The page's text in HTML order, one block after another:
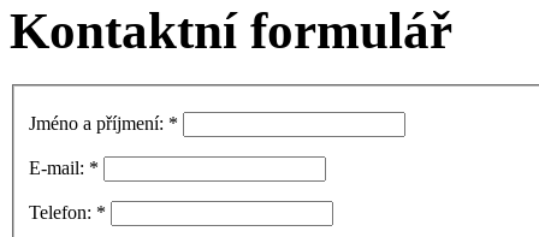
Kontaktní formulář
Jméno a příjmení: *
E-mail: *
Telefon: *